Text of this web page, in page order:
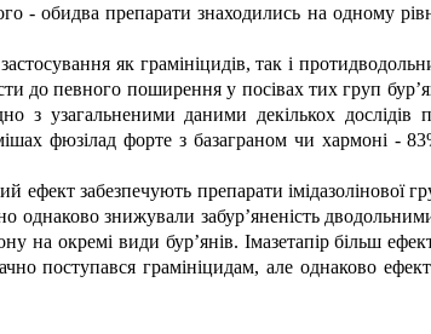
- обидва препарати знаходились на одному
як грамініцидів, так і
до певного поширення у посівах тих груп
з узагальненими даними декількох дослідів
фюзілад форте з базаграном чи хармоні -
ефект забезпечують препарати імідазолінової
однаково знижували забур’яненість
на окремі види бур’янів. Імазетапір більш
поступався грамініцидам, але однаково